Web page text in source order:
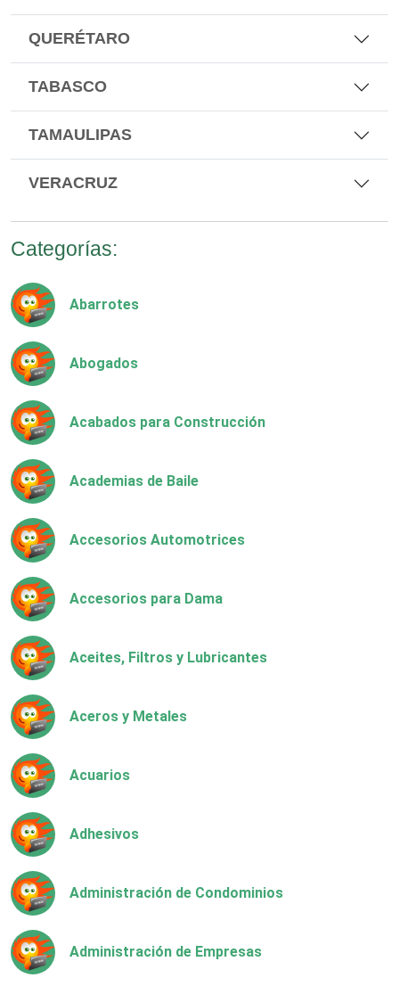
QUERÉTARO
TABASCO
TAMAULIPAS
VERACRUZ
Categorías:
Abarrotes
Abogados
Acabados para Construcción
Academias de Baile
Accesorios Automotrices
Accesorios para Dama
Aceites, Filtros y Lubricantes
Aceros y Metales
Acuarios
Adhesivos
Administración de Condominios
Administración de Empresas